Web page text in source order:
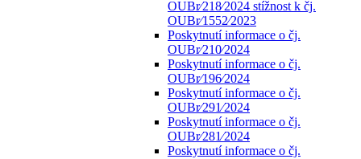
OUBr⁄218⁄2024 stížnost k čj.
OUBr⁄1552⁄2023
Poskytnutí informace o čj.
OUBr⁄210⁄2024
Poskytnutí informace o čj.
OUBr⁄196⁄2024
Poskytnutí informace o čj.
OUBr⁄291⁄2024
Poskytnutí informace o čj.
OUBr⁄281⁄2024
Poskytnutí informace o čj.